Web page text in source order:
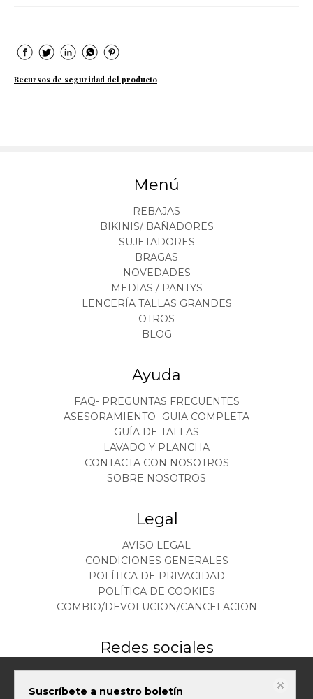
Recursos de seguridad del producto
Menú
REBAJAS
BIKINIS/ BAÑADORES
SUJETADORES
BRAGAS
NOVEDADES
MEDIAS / PANTYS
LENCERÍA TALLAS GRANDES
OTROS
BLOG
Ayuda
FAQ- PREGUNTAS FRECUENTES
ASESORAMIENTO- GUIA COMPLETA
GUÍA DE TALLAS
LAVADO Y PLANCHA
CONTACTA CON NOSOTROS
SOBRE NOSOTROS
Legal
AVISO LEGAL
CONDICIONES GENERALES
POLÍTICA DE PRIVACIDAD
POLÍTICA DE COOKIES
COMBIO/DEVOLUCION/CANCELACION
Redes sociales
Este sitio web almacena datos como cookies para habilitar la funcionalidad
necesaria del sitio, incluidos análisis y personalización. Puede cambiar su
Suscríbete a nuestro boletín